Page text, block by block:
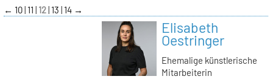
zum
Inhalt
← 10 11 12 13 14 →
Elisabeth
Oestringer
Ehemalige künstlerische
Mitarbeiterin